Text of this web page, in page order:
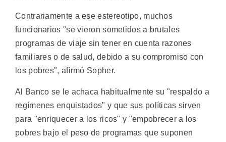
Contrariamente a ese estereotipo, muchos
funcionarios "se vieron sometidos a brutales
programas de viaje sin tener en cuenta razones
familiares o de salud, debido a su compromiso con
los pobres", afirmó Sopher.
Al Banco se le achaca habitualmente su "respaldo a
regímenes enquistados" y que sus políticas sirven
para "enriquecer a los ricos" y "empobrecer a los
pobres bajo el peso de programas que suponen